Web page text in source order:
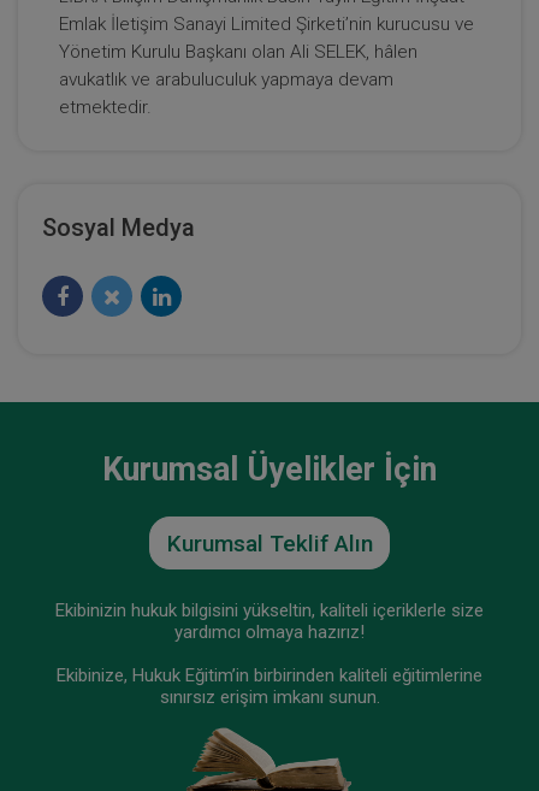
Emlak İletişim Sanayi Limited Şirketi’nin kurucusu ve
Yönetim Kurulu Başkanı olan Ali SELEK, hâlen
avukatlık ve arabuluculuk yapmaya devam
etmektedir.
Sosyal Medya
Kurumsal Üyelikler İçin
Kurumsal Teklif Alın
Ekibinizin hukuk bilgisini yükseltin, kaliteli içeriklerle size
yardımcı olmaya hazırız!
Ekibinize, Hukuk Eğitim’in birbirinden kaliteli eğitimlerine
sınırsız erişim imkanı sunun.